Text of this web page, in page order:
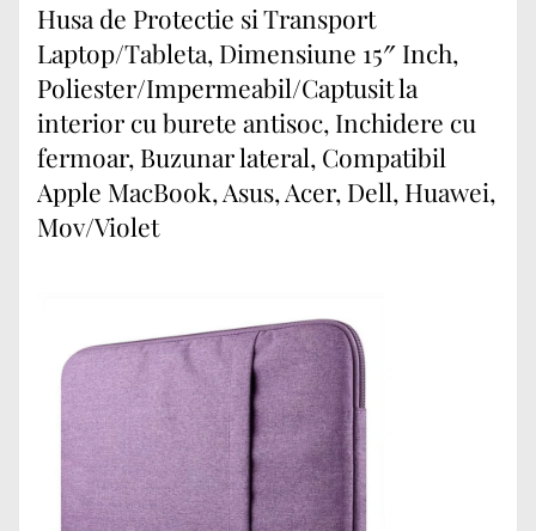
Husa de Protectie si Transport
Laptop/Tableta, Dimensiune 15″ Inch,
Poliester/Impermeabil/Captusit la
interior cu burete antisoc, Inchidere cu
fermoar, Buzunar lateral, Compatibil
Apple MacBook, Asus, Acer, Dell, Huawei,
Mov/Violet